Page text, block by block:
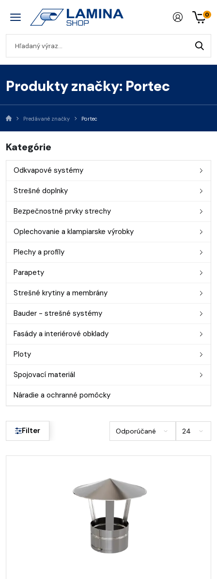
0
Produkty značky: Portec
Predávané značky Portec
Kategórie
Odkvapové systémy
Strešné doplnky
Bezpečnostné prvky strechy
Oplechovanie a klampiarske výrobky
Plechy a profily
Parapety
Strešné krytiny a membrány
Bauder - strešné systémy
Fasády a interiérové obklady
Ploty
Spojovací materiál
Náradie a ochranné pomôcky
Filter